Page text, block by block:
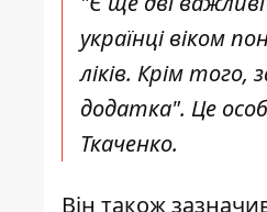
українці віком
ліків. Крім
додатка". Це
Ткаченко.
Він також